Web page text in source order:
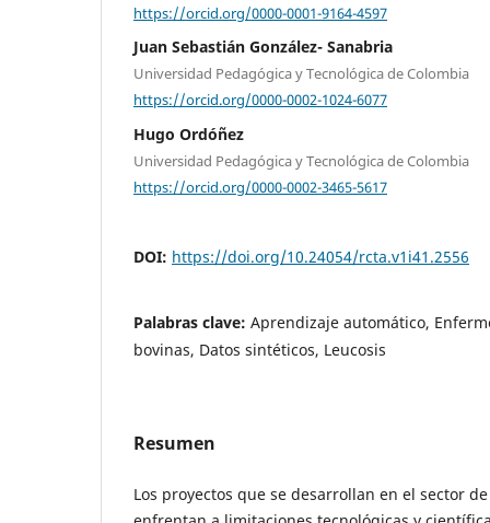
https://orcid.org/0000-0001-9164-4597
Juan Sebastián González- Sanabria
Universidad Pedagógica y Tecnológica de Colombia
https://orcid.org/0000-0002-1024-6077
Hugo Ordóñez
Universidad Pedagógica y Tecnológica de Colombia
https://orcid.org/0000-0002-3465-5617
DOI: https://doi.org/10.24054/rcta.v1i41.2556
Palabras clave: Aprendizaje automático,
bovinas, Datos sintéticos, Leucosis
Resumen
Los proyectos que se desarrollan en el sector